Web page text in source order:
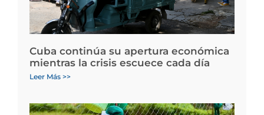
Cuba continúa su apertura económica
mientras la crisis escuece cada día
Leer Más >>